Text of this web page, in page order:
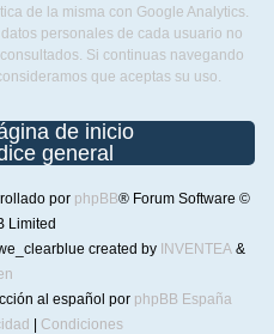
de la misma con Google Analytics.
personales de cada usuario no
Si continuas navegando
que aceptas su uso.
de inicio
general
por phpBB® Forum Software ©
Limited
created by INVENTEA &
al español por phpBB España
| Condiciones